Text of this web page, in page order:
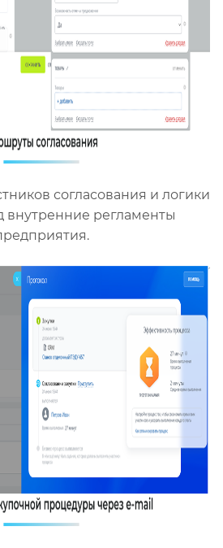
согласования и логики
внутренние регламенты